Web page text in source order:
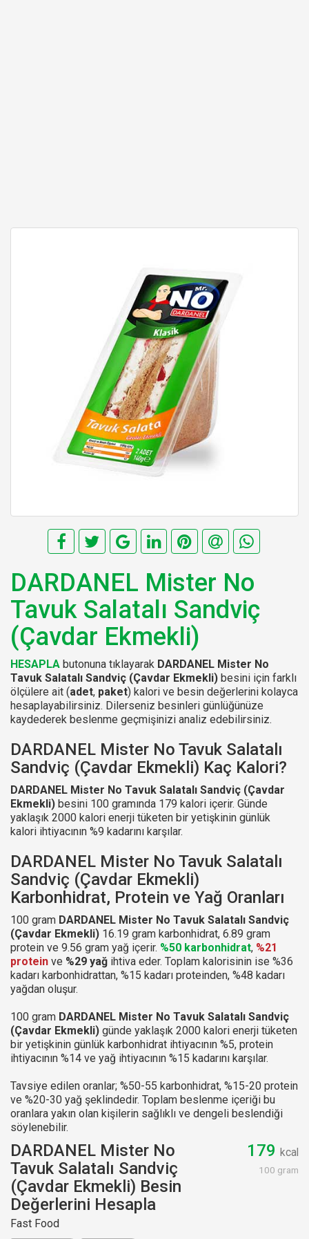
DARDANEL Mister No
Tavuk Salatalı Sandviç
(Çavdar Ekmekli)
HESAPLA butonuna tıklayarak DARDANEL Mister No
Tavuk Salatalı Sandviç (Çavdar Ekmekli) besini için farklı
ölçülere ait (adet, paket) kalori ve besin değerlerini kolayca
hesaplayabilirsiniz. Dilerseniz besinleri günlüğünüze
kaydederek beslenme geçmişinizi analiz edebilirsiniz.
DARDANEL Mister No Tavuk Salatalı
Sandviç (Çavdar Ekmekli) Kaç Kalori?
DARDANEL Mister No Tavuk Salatalı Sandviç (Çavdar
Ekmekli) besini 100 gramında 179 kalori içerir. Günde
yaklaşık 2000 kalori enerji tüketen bir yetişkinin günlük
kalori ihtiyacının %9 kadarını karşılar.
DARDANEL Mister No Tavuk Salatalı
Sandviç (Çavdar Ekmekli)
Karbonhidrat, Protein ve Yağ Oranları
100 gram DARDANEL Mister No Tavuk Salatalı Sandviç
(Çavdar Ekmekli) 16.19 gram karbonhidrat, 6.89 gram
protein ve 9.56 gram yağ içerir. %50 karbonhidrat, %21
protein ve %29 yağ ihtiva eder. Toplam kalorisinin ise %36
kadarı karbonhidrattan, %15 kadarı proteinden, %48 kadarı
yağdan oluşur.
100 gram DARDANEL Mister No Tavuk Salatalı Sandviç
(Çavdar Ekmekli) günde yaklaşık 2000 kalori enerji tüketen
bir yetişkinin günlük karbonhidrat ihtiyacının %5, protein
ihtiyacının %14 ve yağ ihtiyacının %15 kadarını karşılar.
Tavsiye edilen oranlar; %50-55 karbonhidrat, %15-20 protein
ve %20-30 yağ şeklindedir. Toplam beslenme içeriği bu
oranlara yakın olan kişilerin sağlıklı ve dengeli beslendiği
söylenebilir.
DARDANEL Mister No
Tavuk Salatalı Sandviç
(Çavdar Ekmekli) Besin
Değerlerini Hesapla
Fast Food
179 kcal
100 gram